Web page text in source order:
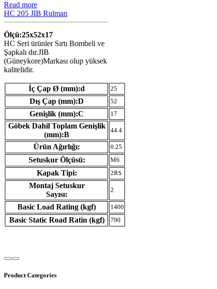
Read more
HC 205 JIB Rulman
Ölçü:25x52x17
HC Seri ürünler Sırtı Bombeli ve
Şapkalı dır.JIB
(Güneykore)Markası olup yüksek
kalitelidir.
İç Çap Ø (mm):d 25
Dış Çap (mm):D 52
Genişlik (mm):C 17
Göbek Dahil Toplam Genişlik
(mm):B
44.4
Ürün Ağırlığı: 0.25
Setuskur Ölçüsü: M6
Kapak Tipi: 2RS
Montaj Setuskur
Sayısı:
2
Basic Load Rating (kgf) 1400
Basic Static Road Ratin (kgf) 790
Product Categories